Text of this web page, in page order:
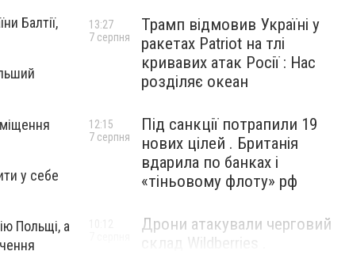
Балтії,
у себе
Польщі, а
Трамп відмовив Україні у
ракетах Patriot на тлі
кривавих атак Росії : Нас
розділяє океан
13:27
7 серпня
Під санкції потрапили 19
нових цілей . Британія
вдарила по банках і
«тіньовому флоту» рф
12:15
7 серпня
Дрони атакували черговий
склад Wildberries .